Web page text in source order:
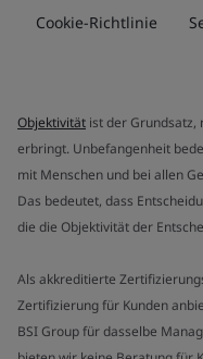
Cookie-Richtlinie
Objektivität ist der Grundsatz,
erbringt. Unbefangenheit
mit Menschen und bei allen
Das bedeutet, dass
die die Objektivität der
Als akkreditierte
Zertifizierung für Kunden
BSI Group für dasselbe